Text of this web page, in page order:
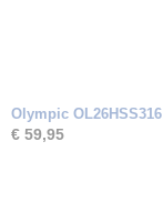
Olympic OL26HSS316
€ 59,95